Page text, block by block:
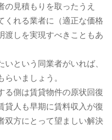
の見積もりを取ったうえ
くれる業者に（適正な価格
渡しを実現すべきこともあ
という同業者がいれば、
いましょう。
る側は賃貸物件の原状回復
貸人も早期に賃料収入が復
双方にとって望ましい解決